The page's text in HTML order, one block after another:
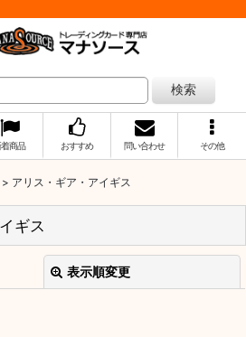
検索
商品 おすすめ 問い合わせ その他
> アリス・ギア・アイギス
ギス
表示順変更